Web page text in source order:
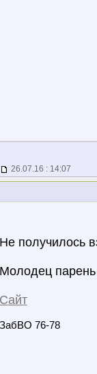
26.07.16 : 14:07
Не получилось
Молодец парень
Сайт
ЗабВО 76-78